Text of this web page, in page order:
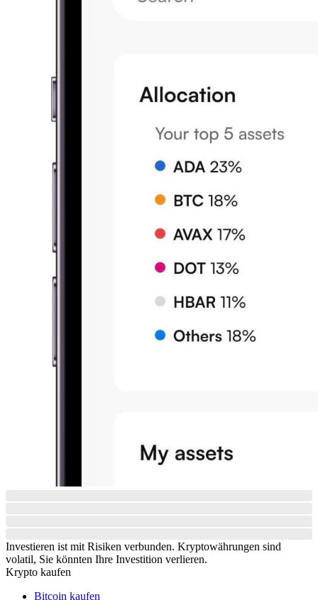
Investieren ist mit Risiken verbunden. Kryptowährungen sind
volatil, Sie könnten Ihre Investition verlieren.
Krypto kaufen
Bitcoin kaufen